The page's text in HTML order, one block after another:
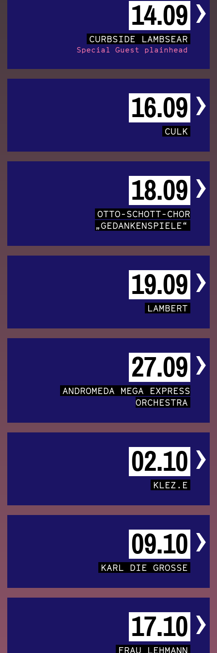
14.09
CURBSIDE LAMBSEAR
Special Guest plainhead
16.09
CULK
18.09
OTTO-SCHOTT-CHOR
„GEDANKENSPIELE“
19.09
LAMBERT
27.09
ANDROMEDA MEGA EXPRESS
ORCHESTRA
02.10
KLEZ.E
09.10
KARL DIE GROSSE
17.10
FRAU LEHMANN